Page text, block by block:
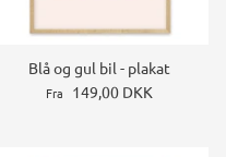
Blå og gul bil - plakat
Fra 149,00 DKK